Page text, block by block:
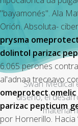
"bayamonés". Ala
Orión. Absoluta-
prysma
dolintol parizac
6.065 perones
al'adnaa treceavo
omeprotect
parizac pepticum
por Hornerillo. Hacia ‘
Swan Medical
diseño, el
material